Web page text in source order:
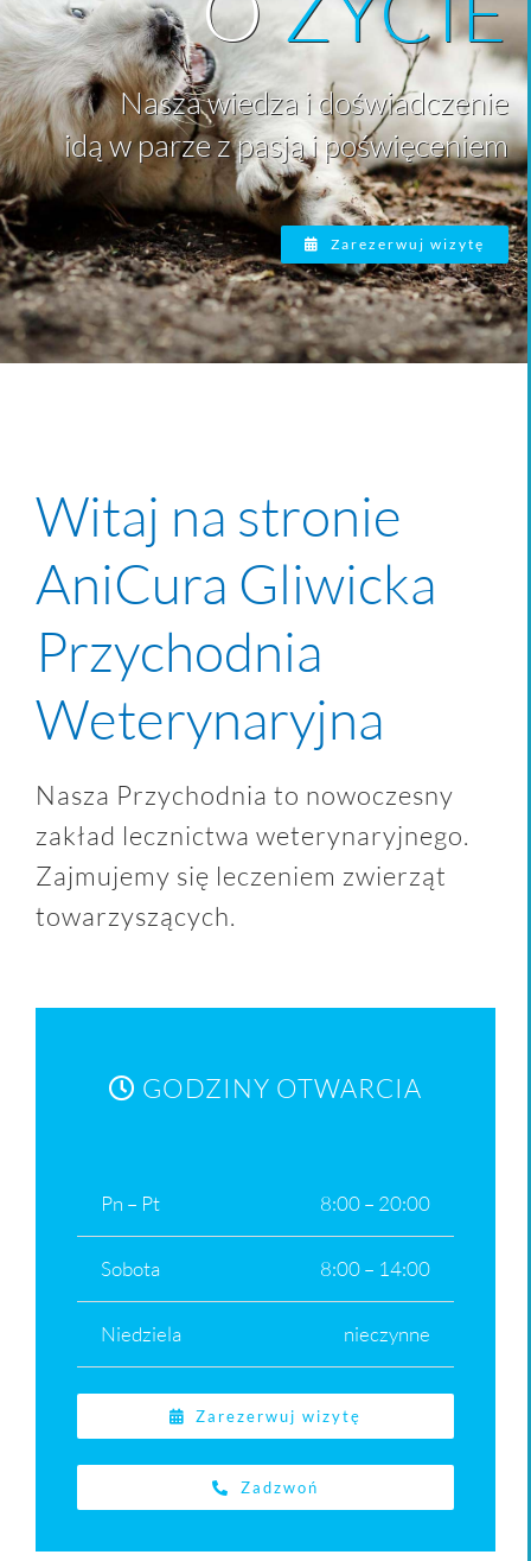
Nasza wiedza i doświadczenie
idą w parze z pasją i poświęceniem
Zarezerwuj wizytę
Witaj na stronie
AniCura Gliwicka
Przychodnia
Weterynaryjna
Nasza Przychodnia to nowoczesny
zakład lecznictwa weterynaryjnego.
Zajmujemy się leczeniem zwierząt
towarzyszących.
GODZINY OTWARCIA
Pn – Pt 8:00 – 20:00
Sobota 8:00 – 14:00
Niedziela nieczynne
Zarezerwuj wizytę
Zadzwoń